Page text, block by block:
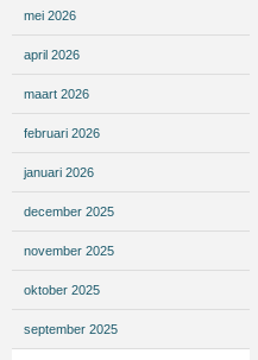
mei 2026
april 2026
maart 2026
februari 2026
januari 2026
december 2025
november 2025
oktober 2025
september 2025